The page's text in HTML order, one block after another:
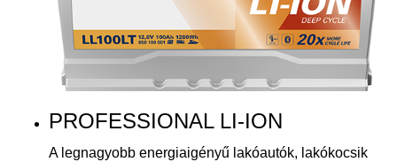
PROFESSIONAL LI-ION
A legnagyobb energiaigényű lakóautók, lakókocsik